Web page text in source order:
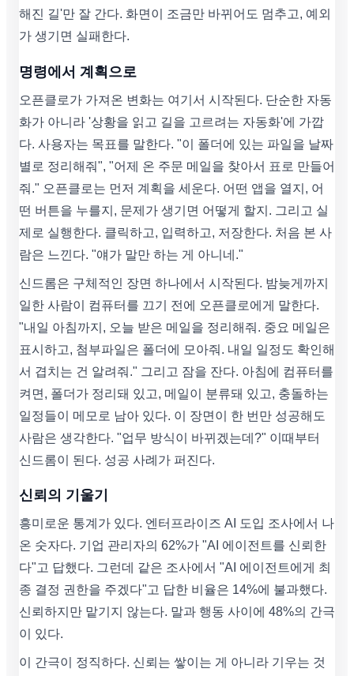
해진 길'만 잘 간다. 화면이 조금만 바뀌어도 멈추고, 예외
가 생기면 실패한다.
명령에서 계획으로
오픈클로가 가져온 변화는 여기서 시작된다. 단순한 자동
화가 아니라 '상황을 읽고 길을 고르려는 자동화'에 가깝
다. 사용자는 목표를 말한다. "이 폴더에 있는 파일을 날짜
별로 정리해줘", "어제 온 주문 메일을 찾아서 표로 만들어
줘." 오픈클로는 먼저 계획을 세운다. 어떤 앱을 열지, 어
떤 버튼을 누를지, 문제가 생기면 어떻게 할지. 그리고 실
제로 실행한다. 클릭하고, 입력하고, 저장한다. 처음 본 사
람은 느낀다. "얘가 말만 하는 게 아니네."
신드롬은 구체적인 장면 하나에서 시작된다. 밤늦게까지
일한 사람이 컴퓨터를 끄기 전에 오픈클로에게 말한다.
"내일 아침까지, 오늘 받은 메일을 정리해줘. 중요 메일은
표시하고, 첨부파일은 폴더에 모아줘. 내일 일정도 확인해
서 겹치는 건 알려줘." 그리고 잠을 잔다. 아침에 컴퓨터를
켜면, 폴더가 정리돼 있고, 메일이 분류돼 있고, 충돌하는
일정들이 메모로 남아 있다. 이 장면이 한 번만 성공해도
사람은 생각한다. "업무 방식이 바뀌겠는데?" 이때부터
신드롬이 된다. 성공 사례가 퍼진다.
신뢰의 기울기
흥미로운 통계가 있다. 엔터프라이즈 AI 도입 조사에서 나
온 숫자다. 기업 관리자의 62%가 "AI 에이전트를 신뢰한
다"고 답했다. 그런데 같은 조사에서 "AI 에이전트에게 최
종 결정 권한을 주겠다"고 답한 비율은 14%에 불과했다.
신뢰하지만 맡기지 않는다. 말과 행동 사이에 48%의 간극
이 있다.
이 간극이 정직하다. 신뢰는 쌓이는 게 아니라 기우는 것